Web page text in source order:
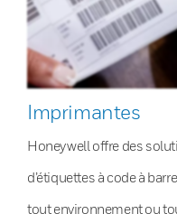
Imprimantes
Honeywell offre des
d’étiquettes à code à
tout environnement ou